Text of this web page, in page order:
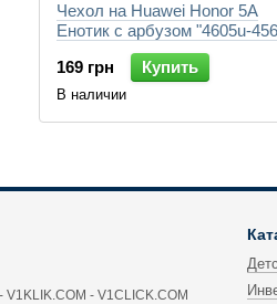
Чехол на Huawei Honor 5A
Енотик с арбузом "4605u-
169 грн
Купить
В наличии
- V1CLICK.COM